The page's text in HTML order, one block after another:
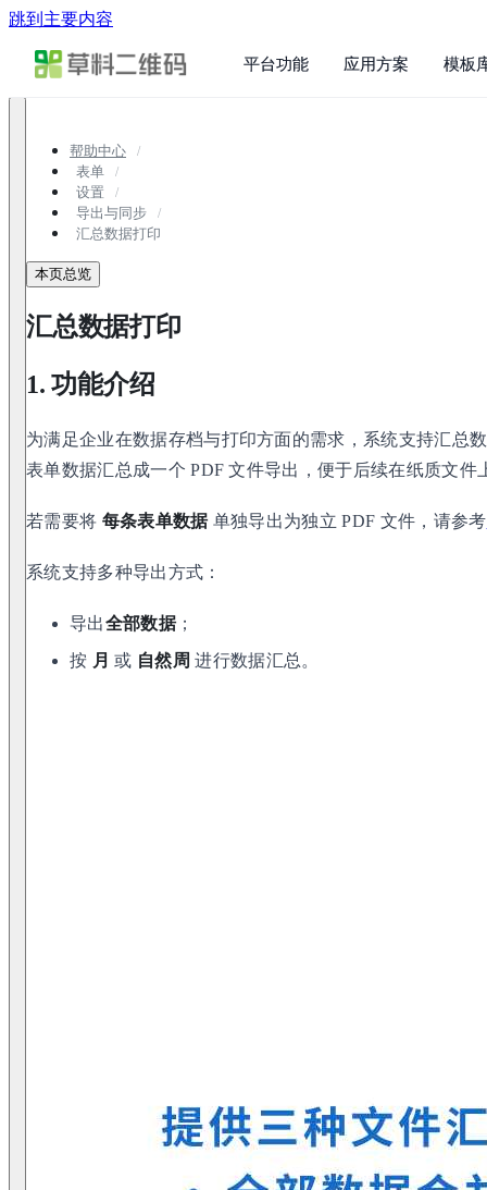
跳到主要内容
平台功能 应用方案 模板
帮助中心
表单
设置
导出与同步
汇总数据打印
本页总览
汇总数据打印
1. 功能介绍
为满足企业在数据存档与打印方面的需求，系统支持汇总
表单数据汇总成一个 PDF 文件导出，便于后续在纸质文
若需要将 每条表单数据单独导出为独立 PDF 文件，请参考
系统支持多种导出方式：
导出全部数据；
按 月 或 自然周 进行数据汇总。